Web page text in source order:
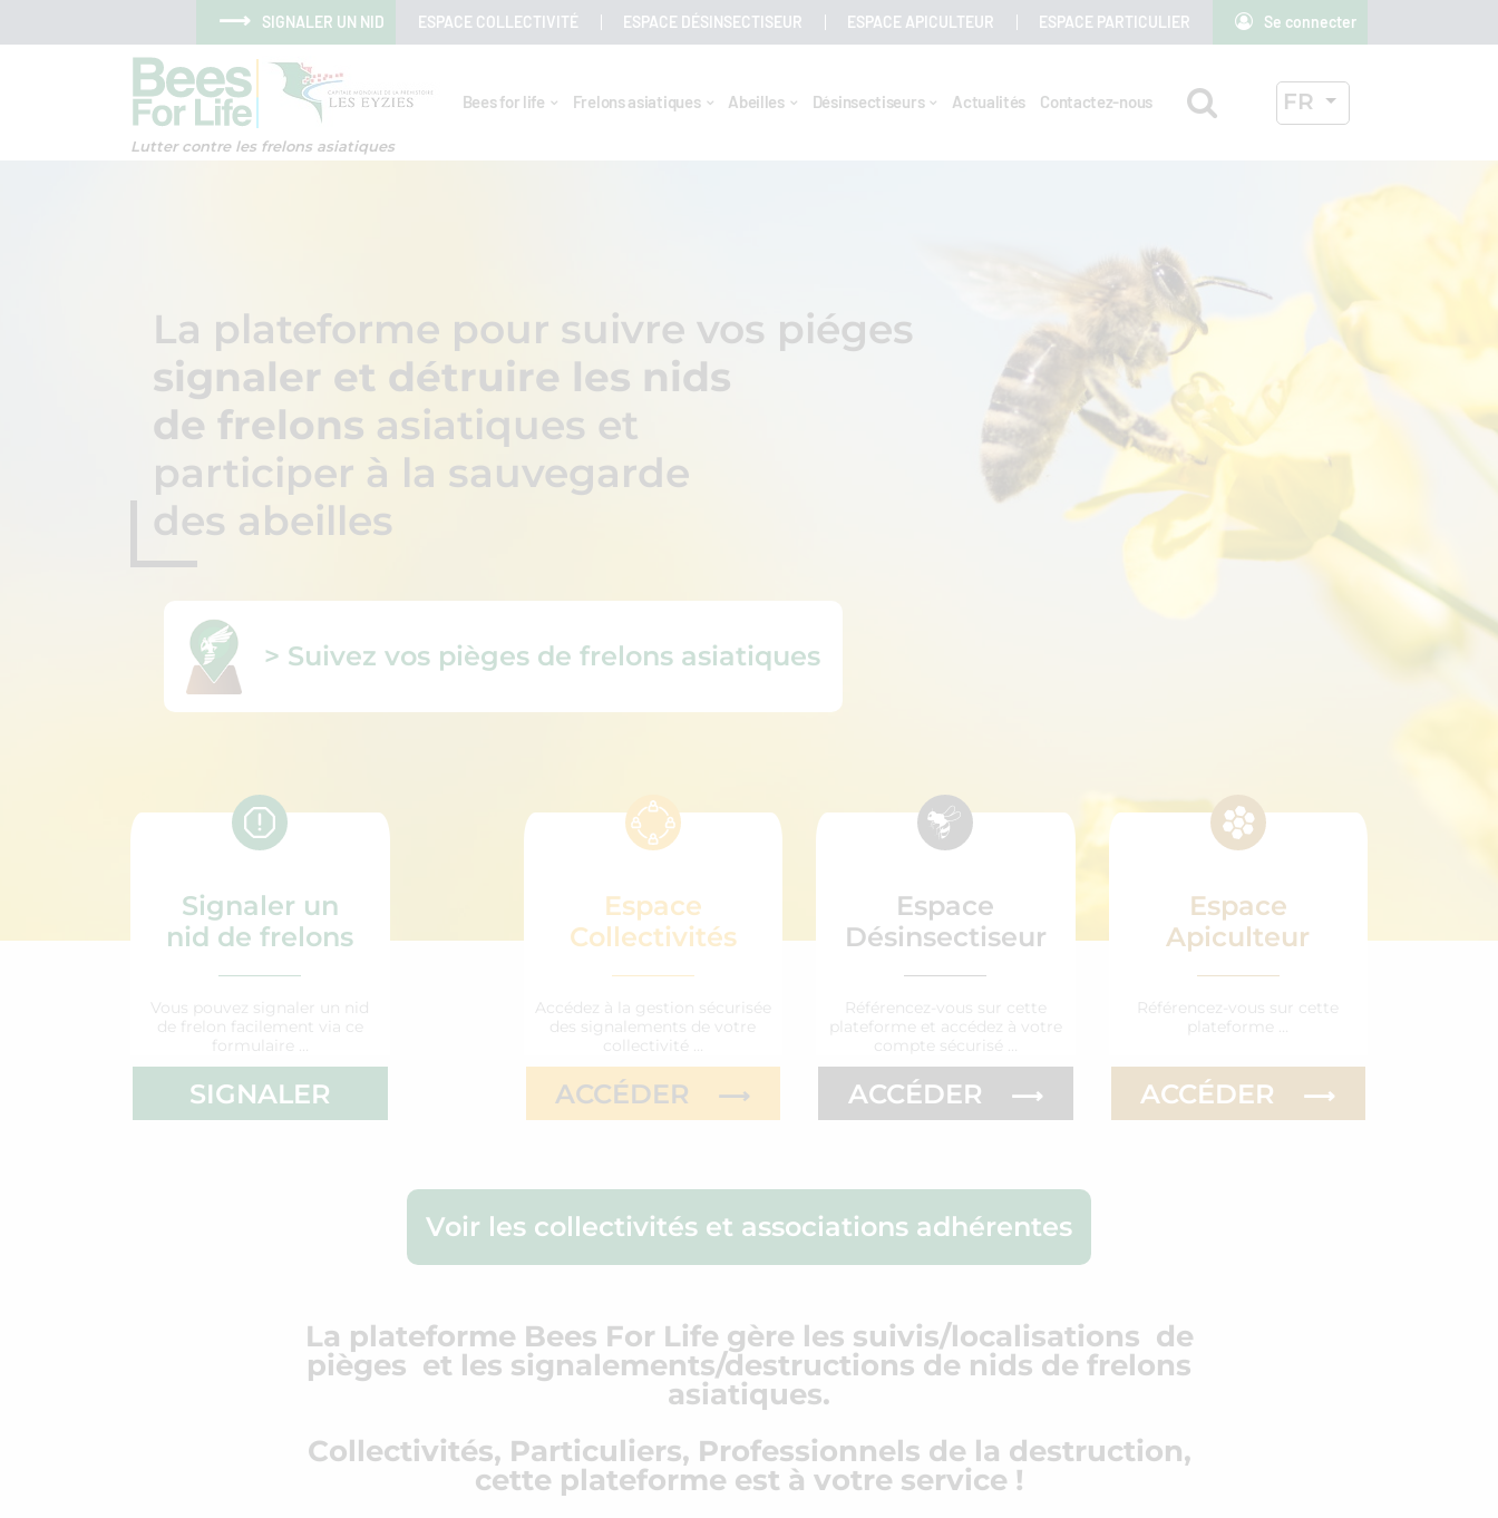
Panneau de gestion des cookies
Aller au menu
Aller au contenu
Aller à la rechercheSIGNALER UN NID ESPACE COLLECTIVITÉ ESPACE DÉSINSECTISEUR ESPACE APICULTEUR ESPACE PARTICULIER Se connecter
Lutter contre les frelons asiatiques
Bees for life Frelons asiatiques Abeilles Désinsectiseurs Actualités Contactez-nous Rechercher
LANGUE ACTIVE
FR
La plateforme pour suivre vos piéges
signaler et détruire les nids
de frelons asiatiques et
participer à la sauvegarde
des abeilles
> Suivez vos pièges de frelons asiatiques
Signaler un
nid de frelons
Vous pouvez signaler un nid
de frelon facilement via ce
formulaire …
SIGNALER
Espace
Collectivités
Accédez à la gestion sécurisée
des signalements de votre
collectivité …
ACCÉDER
Espace
Désinsectiseur
Référencez-vous sur cette
plateforme et accédez à votre
compte sécurisé …
ACCÉDER
Espace
Apiculteur
Référencez-vous sur cette
plateforme …
ACCÉDER
Voir les collectivités et associations adhérentes
La plateforme Bees For Life gère les suivis/localisations de
pièges et les signalements/destructions de nids de frelons
asiatiques.
Collectivités, Particuliers, Professionnels de la destruction,
cette plateforme est à votre service !